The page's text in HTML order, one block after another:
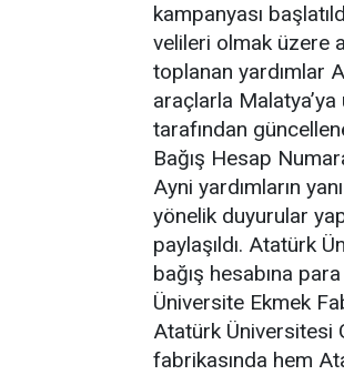
kampanyası
velileri olmak üzere
toplanan yardımlar
araçlarla Malatya’ya
tarafından
Bağış Hesap
Ayni yardımların
yönelik duyurular
paylaşıldı. Atatürk
bağış hesabına para
Üniversite Ekmek
Atatürk Üniversitesi
fabrikasında hem